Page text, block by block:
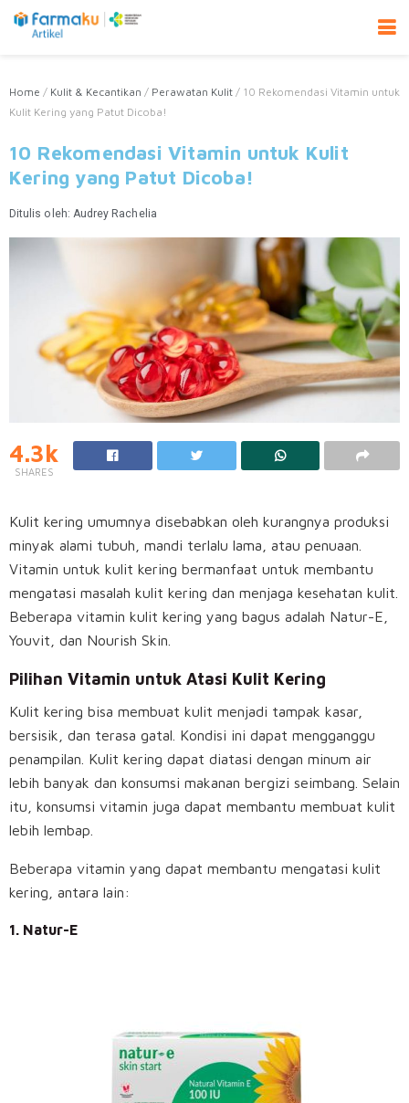
Home / Kulit & Kecantikan / Perawatan Kulit / 10 Rekomendasi Vitamin untuk
Kulit Kering yang Patut Dicoba!
10 Rekomendasi Vitamin untuk Kulit
Kering yang Patut Dicoba!
Ditulis oleh: Audrey Rachelia
4.3k
SHARES
Kulit kering umumnya disebabkan oleh kurangnya produksi
minyak alami tubuh, mandi terlalu lama, atau penuaan.
Vitamin untuk kulit kering bermanfaat untuk membantu
mengatasi masalah kulit kering dan menjaga kesehatan kulit.
Beberapa vitamin kulit kering yang bagus adalah Natur-E,
Youvit, dan Nourish Skin.
Pilihan Vitamin untuk Atasi Kulit Kering
Kulit kering bisa membuat kulit menjadi tampak kasar,
bersisik, dan terasa gatal. Kondisi ini dapat mengganggu
penampilan. Kulit kering dapat diatasi dengan minum air
lebih banyak dan konsumsi makanan bergizi seimbang. Selain
itu, konsumsi vitamin juga dapat membantu membuat kulit
lebih lembap.
Beberapa vitamin yang dapat membantu mengatasi kulit
kering, antara lain:
1. Natur-E